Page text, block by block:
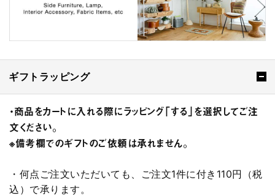
ギフトラッピング
・商品をカートに入れる際にラッピング「する」を選択してご注
文ください。
※備考欄でのギフトのご依頼は承れません。
・何点ご注文いただいても、ご注文1件に付き110円（税
込）で承ります。